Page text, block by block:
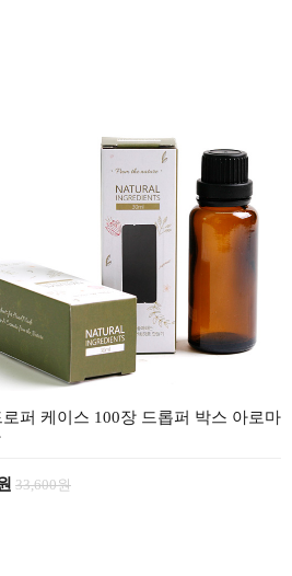
퍼 케이스 100장 드롭퍼 박스 아로마
33,600원